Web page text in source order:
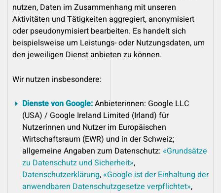
nutzen, Daten im Zusammenhang mit unseren
Aktivitäten und Tätigkeiten aggregiert, anonymisiert
oder pseudonymisiert bearbeiten. Es handelt sich
beispielsweise um Leistungs- oder Nutzungsdaten, um
den jeweiligen Dienst anbieten zu können.
Wir nutzen insbesondere:
Dienste von Google:Anbieterinnen: Google LLC
(USA) / Google Ireland Limited (Irland) für
Nutzerinnen und Nutzer im Europäischen
Wirtschaftsraum (EWR) und in der Schweiz;
allgemeine Angaben zum Datenschutz: «Grundsätze
zu Datenschutz und Sicherheit»,
Datenschutzerklärung,«Google ist der Einhaltung der
anwendbaren Datenschutzgesetze verpflichtet»,